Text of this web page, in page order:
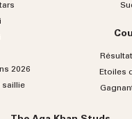
2026
saillie
Etoiles